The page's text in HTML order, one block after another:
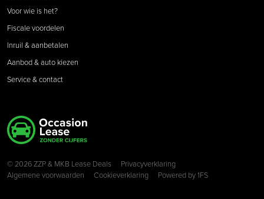
Voor wie is het?
Fiscale voordelen
Inruil & aanbetalen
Aanbod & auto kiezen
Service & contact
Copyright navigation
© 2026 ZZP & MKB Lease Deals
Privacyverklaring
Algemene voorwaarden
Cookieverklaring Powered by1FS